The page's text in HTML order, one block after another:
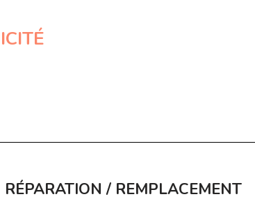
RÉPARATION / REMPLACEMENT